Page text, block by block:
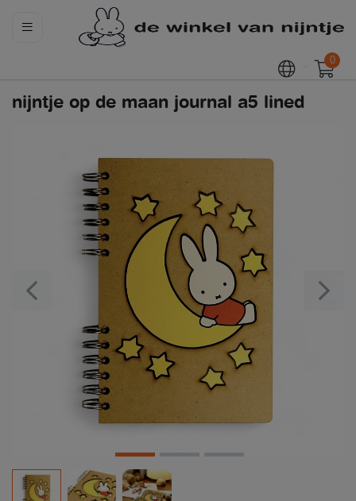
0
nijntje op de maan journal a5 lined